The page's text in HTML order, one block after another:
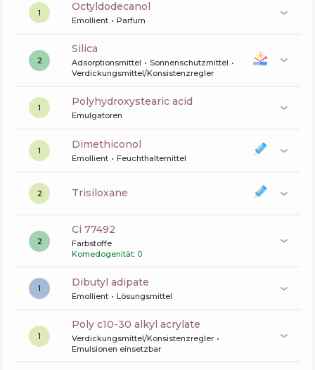
1 octyldodecanol
Emollient Parfum
2
silica
Adsorptionsmittel
Sonnenschutzmittel
Verdickungsmittel/Konsistenzregler
1 polyhydroxystearic acid
Emulgatoren
1 dimethiconol
Emollient Feuchthaltemittel
2 trisiloxane
2
ci 77492
Farbstoffe
Komedogenität: 0
1 dibutyl adipate
Emollient Lösungsmittel
1
poly c10-30 alkyl acrylate
Verdickungsmittel/Konsistenzregler
Emulsionen einsetzbar